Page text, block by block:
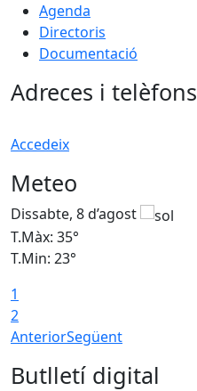
Agenda
Directoris
Documentació
Adreces i telèfons
Accedeix
Meteo
Dissabte, 8 d’agost
T.Màx: 35°
T.Min: 23°
1
2
AnteriorSegüent
Butlletí digital